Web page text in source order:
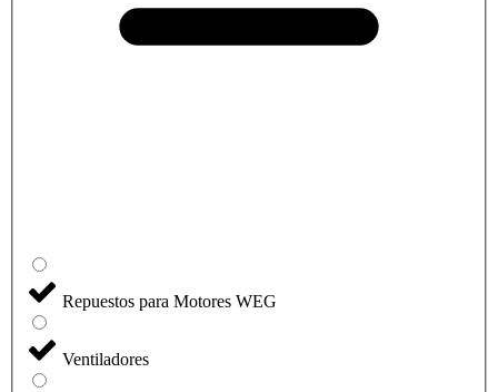
Repuestos para Motores WEG
Ventiladores